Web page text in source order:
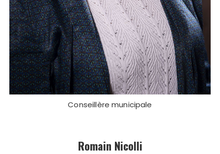
Conseillère municipale
Romain Nicolli